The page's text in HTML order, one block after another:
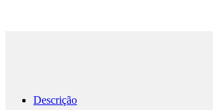
Descrição